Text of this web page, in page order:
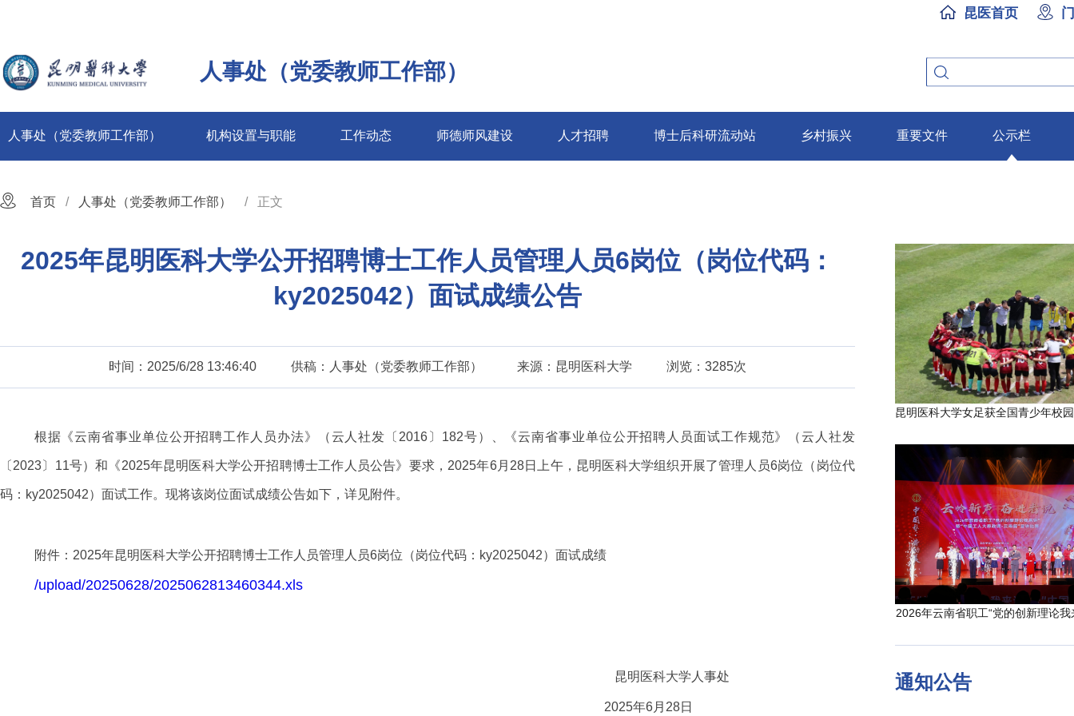
昆医首页
人事处（党委教师工作部）
人事处（党委教师工作部） 机构设置与职能 工作动态 师德师风建设 人才招聘 博士后科研流动站 乡村振兴 重要文件 公示栏
首页 人事处（党委教师工作部） 正文
2025年昆明医科大学公开招聘博士工作人员管理人员6岗位（岗位代码：
ky2025042）面试成绩公告
时间：2025/6/28 13:46:40 供稿：人事处（党委教师工作部） 来源：昆明医科大学 浏览：3285次
根据《云南省事业单位公开招聘工作人员办法》（云人社发〔2016〕182号）、《云南省事业单位公开招聘人员面试工作规范》（云人社发
〔2023〕11号）和《2025年昆明医科大学公开招聘博士工作人员公告》要求， 2025年6月28日上午，昆明医科大学组织开展了管理人员6岗位（岗位代
码：ky2025042）面试工作。现将该岗位面试成绩公告如下，详见附件。
附件： 2025年昆明医科大学公开招聘博士工作人员管理人员6岗位（岗位代码： ky2025042）面试成绩
/upload/20250628/2025062813460344.xls
昆明医科大学人事处
2025年6月28日
2026年云南省职工“党的创新理论我
通知公告